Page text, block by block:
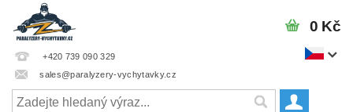
+420 739 090 329
sales@paralyzery-vychytavky.cz
0 Kč